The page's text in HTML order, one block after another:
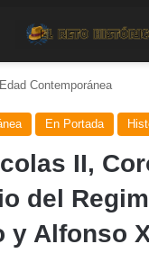
Edad Contemporánea
En Portada
II,
del
y Alfonso